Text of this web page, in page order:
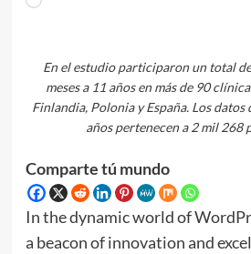
En el estudio participaron un total
meses a 11 años en más de 90
Finlandia, Polonia y España. Los
años pertenecen a 2 mil 268
Comparte tú mundo
In the dynamic world of
a beacon of innovation and